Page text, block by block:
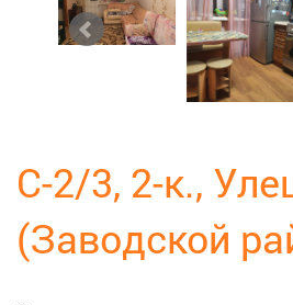
C-2/3, 2-к.,
(Заводской